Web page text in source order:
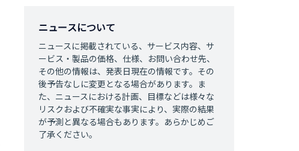
ニュースについて
ニュースに掲載されている、サービス内容、サ
ービス・製品の価格、仕様、お問い合わせ先、
その他の情報は、発表日現在の情報です。その
後予告なしに変更となる場合があります。ま
た、ニュースにおける計画、目標などは様々な
リスクおよび不確実な事実により、実際の結果
が予測と異なる場合もあります。あらかじめご
了承ください。